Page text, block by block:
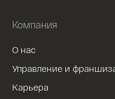
Компания
О нас
Управление и
Карьера